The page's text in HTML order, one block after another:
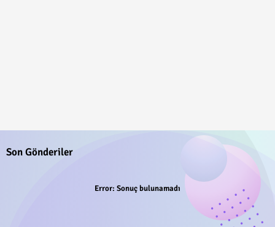
Son Gönderiler
Error: Sonuç bulunamadı